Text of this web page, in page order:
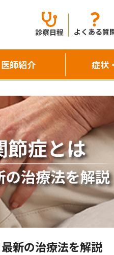
診察日程 よくある質
医師紹介 症状
新の治療法を解説